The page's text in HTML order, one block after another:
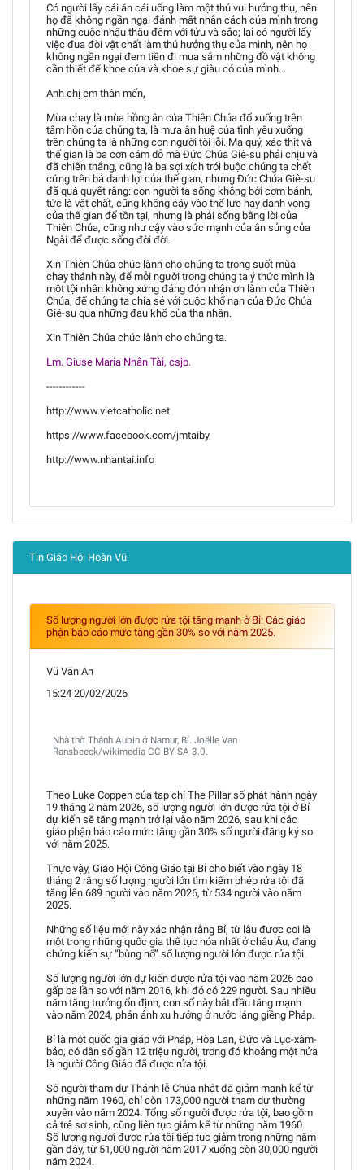
Có người lấy cái ăn cái uống làm một thú vui hưởng thụ, nên
họ đã không ngần ngại đánh mất nhân cách của mình trong
những cuộc nhậu thâu đêm với tửu và sắc; lại có người lấy
việc đua đòi vật chất làm thú hưởng thụ của mình, nên họ
không ngần ngại đem tiền đi mua sắm những đồ vật không
cần thiết để khoe của và khoe sự giàu có của mình...
Anh chị em thân mến,
Mùa chay là mùa hồng ân của Thiên Chúa đổ xuống trên
tâm hồn của chúng ta, là mưa ân huệ của tình yêu xuống
trên chúng ta là những con người tội lỗi. Ma quỷ, xác thịt và
thế gian là ba cơn cám dỗ mà Đức Chúa Giê-su phải chịu và
đã chiến thắng, cũng là ba sợi xích trói buộc chúng ta chết
cứng trên bả danh lợi của thế gian, nhưng Đức Chúa Giê-su
đã quả quyết rằng: con người ta sống không bởi cơm bánh,
tức là vật chất, cũng không cậy vào thế lực hay danh vọng
của thế gian để tồn tại, nhưng là phải sống bằng lời của
Thiên Chúa, cũng như cậy vào sức mạnh của ân sủng của
Ngài để được sống đời đời.
Xin Thiên Chúa chúc lành cho chúng ta trong suốt mùa
chay thánh này, để mỗi người trong chúng ta ý thức mình là
một tội nhân không xứng đáng đón nhận ơn lành của Thiên
Chúa, để chúng ta chia sẻ với cuộc khổ nạn của Đức Chúa
Giê-su qua những đau khổ của tha nhân.
Xin Thiên Chúa chúc lành cho chúng ta.
Lm. Giuse Maria Nhân Tài, csjb.
------------
http://www.vietcatholic.net
https://www.facebook.com/jmtaiby
http://www.nhantai.info
Tin Giáo Hội Hoàn Vũ
Số lượng người lớn được rửa tội tăng mạnh ở Bỉ: Các giáo
phận báo cáo mức tăng gần 30% so với năm 2025.
Vũ Văn An
15:24 20/02/2026
Nhà thờ Thánh Aubin ở Namur, Bỉ. Joëlle Van
Ransbeeck/wikimedia CC BY-SA 3.0.
Theo Luke Coppen của tạp chí The Pillar số phát hành ngày
19 tháng 2 năm 2026, số lượng người lớn được rửa tội ở Bỉ
dự kiến sẽ tăng mạnh trở lại vào năm 2026, sau khi các
giáo phận báo cáo mức tăng gần 30% số người đăng ký so
với năm 2025.
Thực vậy, Giáo Hội Công Giáo tại Bỉ cho biết vào ngày 18
tháng 2 rằng số lượng người lớn tìm kiếm phép rửa tội đã
tăng lên 689 người vào năm 2026, từ 534 người vào năm
2025.
Những số liệu mới này xác nhận rằng Bỉ, từ lâu được coi là
một trong những quốc gia thế tục hóa nhất ở châu Âu, đang
chứng kiến sự “bùng nổ” số lượng người lớn được rửa tội.
Số lượng người lớn dự kiến được rửa tội vào năm 2026 cao
gấp ba lần so với năm 2016, khi đó có 229 người. Sau nhiều
năm tăng trưởng ổn định, con số này bắt đầu tăng mạnh
vào năm 2024, phản ảnh xu hướng ở nước láng giềng Pháp.
Bỉ là một quốc gia giáp với Pháp, Hòa Lan, Đức và Lục-xâm-
bảo, có dân số gần 12 triệu người, trong đó khoảng một nửa
là người Công Giáo đã được rửa tội.
Số người tham dự Thánh lễ Chúa nhật đã giảm mạnh kể từ
những năm 1960, chỉ còn 173,000 người tham dự thường
xuyên vào năm 2024. Tổng số người được rửa tội, bao gồm
cả trẻ sơ sinh, cũng liên tục giảm kể từ những năm 1960.
Số lượng người được rửa tội tiếp tục giảm trong những năm
gần đây, từ 51,000 người năm 2017 xuống còn 30,000 người
năm 2024.